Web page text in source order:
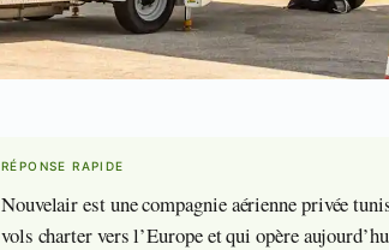
RÉPONSE RAPIDE
Nouvelair est une compagnie aérienne privée
vols charter vers l’Europe et qui opère